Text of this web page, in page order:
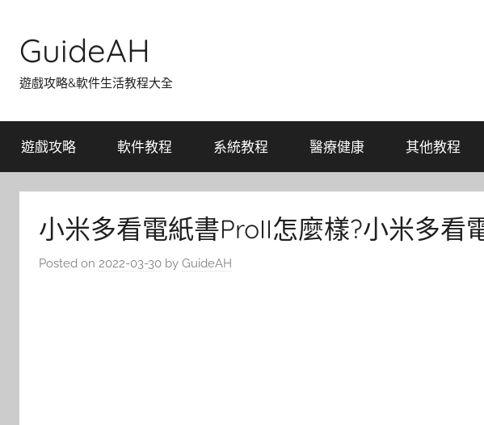
content
GuideAH
遊戲攻略&軟件生活教程大全
遊戲攻略 軟件教程 系統教程 醫療健康 其他教程
小米多看電紙書ProII怎麼樣?小米多看
Posted on 2022-03-30 by GuideAH